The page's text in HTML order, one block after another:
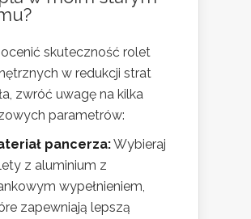
skuteczność rolet
w redukcji strat
zwróć uwagę na kilka
parametrów:
pancerza:Wybieraj
z aluminium z
wypełnieniem,
zapewniają lepszą